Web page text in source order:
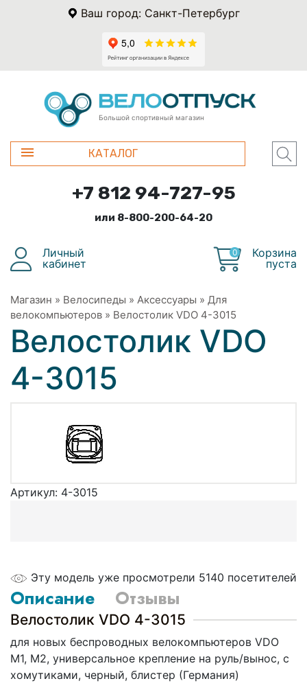
Ваш город: Санкт-Петербург
Большой спортивный магазин
КАТАЛОГ
+7 812 94-727-95
или 8-800-200-64-20
Личный
кабинет
0
Корзина
пуста
Магазин » Велосипеды » Аксессуары » Для
велокомпьютеров » Велостолик VDO 4-3015
Велостолик VDO
4-3015
Артикул: 4-3015
Эту модель уже просмотрели 5140 посетителей
Описание Отзывы
Велостолик VDO 4-3015
для новых беспроводных велокомпьютеров VDO
М1, М2, универсальное крепление на руль/вынос, с
хомутиками, черный, блистер (Германия)